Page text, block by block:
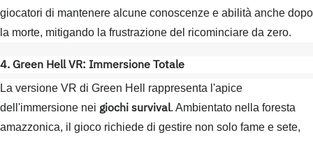
giocatori di mantenere alcune conoscenze e abilità anche dopo
la morte, mitigando la frustrazione del ricominciare da zero.
4. Green Hell VR: Immersione Totale
La versione VR di Green Hell rappresenta l'apice
dell'immersione nei giochi survival. Ambientato nella foresta
amazzonica, il gioco richiede di gestire non solo fame e sete,